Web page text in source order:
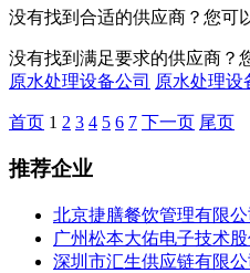
没有找到合适的供应商？您可
没有找到满足要求的供应商？
原水处理设备公司 原水处理设
首页 1 2 3 4 5 6 7 下一页 尾页
推荐企业
北京捷膳餐饮管理有限公
广州松本大佑电子技术
深圳市汇生供应链有限公